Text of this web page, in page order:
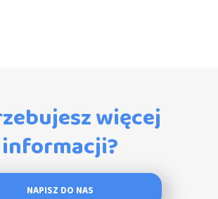
więcej
informacji?
NAPISZ DO NAS